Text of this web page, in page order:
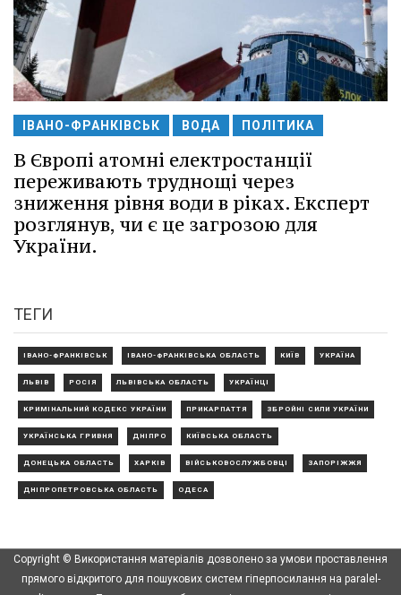
ІВАНО-ФРАНКІВСЬК ВОДА ПОЛІТИКА
В Європі атомні електростанції
переживають труднощі через
зниження рівня води в ріках. Експерт
розглянув, чи є це загрозою для
України.
ТЕГИ
ІВАНО-ФРАНКІВСЬК ІВАНО-ФРАНКІВСЬКА ОБЛАСТЬ КИЇВ УКРАЇНА
ЛЬВІВ РОСІЯ ЛЬВІВСЬКА ОБЛАСТЬ УКРАЇНЦІ
КРИМІНАЛЬНИЙ КОДЕКС УКРАЇНИ ПРИКАРПАТТЯ ЗБРОЙНІ СИЛИ УКРАЇНИ
УКРАЇНСЬКА ГРИВНЯ ДНІПРО КИЇВСЬКА ОБЛАСТЬ
ДОНЕЦЬКА ОБЛАСТЬ ХАРКІВ ВІЙСЬКОВОСЛУЖБОВЦІ ЗАПОРІЖЖЯ
ДНІПРОПЕТРОВСЬКА ОБЛАСТЬ ОДЕСА
Copyright © Використання матеріалів дозволено за умови проставлення
прямого відкритого для пошукових систем гіперпосилання на paralel-